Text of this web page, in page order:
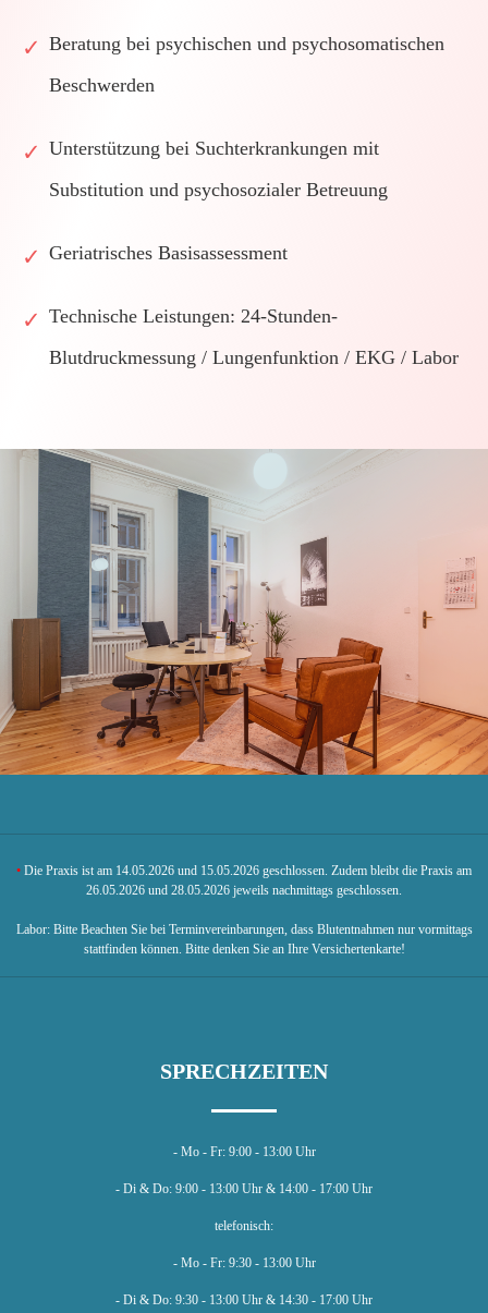
Leistungen
Aktuelles
Sprechzeiten
✓ Beratung bei psychischen und psychosomatischen
Beschwerden
✓ Unterstützung bei Suchterkrankungen mit
Substitution und psychosozialer Betreuung
✓ Geriatrisches Basisassessment
✓ Technische Leistungen: 24-Stunden-
Blutdruckmessung / Lungenfunktion / EKG / Labor
• Die Praxis ist am 14.05.2026 und 15.05.2026 geschlossen. Zudem bleibt die Praxis am
26.05.2026 und 28.05.2026 jeweils nachmittags geschlossen.
Labor: Bitte Beachten Sie bei Terminvereinbarungen, dass Blutentnahmen nur vormittags
stattfinden können. Bitte denken Sie an Ihre Versichertenkarte!
SPRECHZEITEN
- Mo - Fr: 9:00 - 13:00 Uhr
- Di & Do: 9:00 - 13:00 Uhr & 14:00 - 17:00 Uhr
telefonisch:
- Mo - Fr: 9:30 - 13:00 Uhr
- Di & Do: 9:30 - 13:00 Uhr & 14:30 - 17:00 Uhr